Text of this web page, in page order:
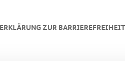
ERKLÄRUNG ZUR BARRIEREFREIHEIT